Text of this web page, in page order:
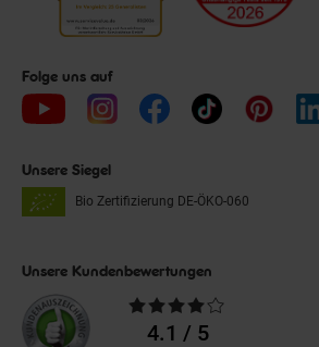
Folge uns auf
Unsere Siegel
Bio Zertifizierung DE-ÖKO-060
Unsere Kundenbewertungen
Durchschnittliche
Bewertungen4.1 / 5